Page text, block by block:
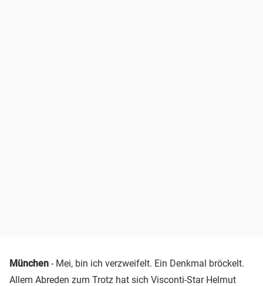
München - Mei, bin ich verzweifelt. Ein Denkmal bröckelt.
Allem Abreden zum Trotz hat sich Visconti-Star Helmut